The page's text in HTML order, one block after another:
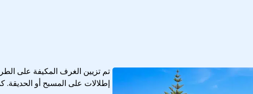
تم تزيين الغرف المكيفة على
إطلالات على المسبح أو